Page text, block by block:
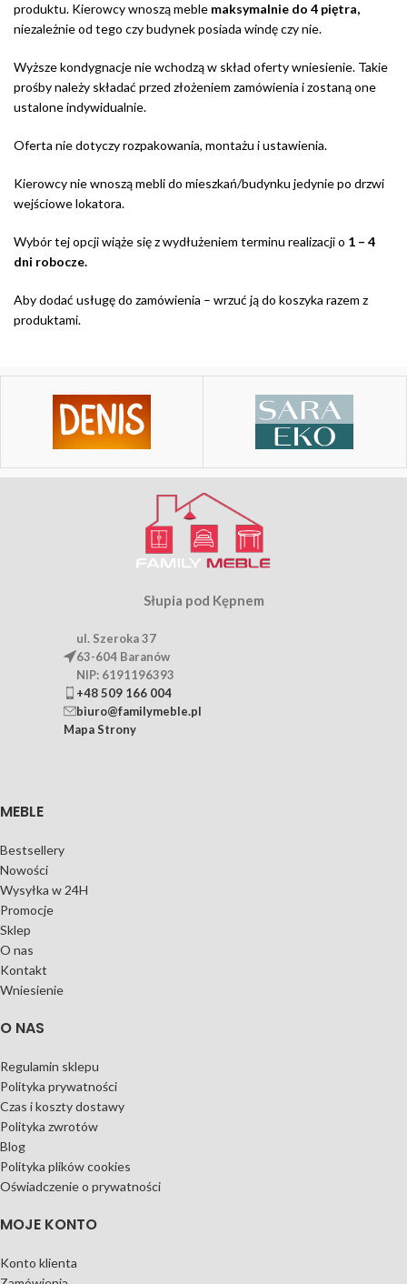
produktu. Kierowcy wnoszą meble maksymalnie do 4 piętra,
niezależnie od tego czy budynek posiada windę czy nie.
Wyższe kondygnacje nie wchodzą w skład oferty wniesienie. Takie
prośby należy składać przed złożeniem zamówienia i zostaną one
ustalone indywidualnie.
Oferta nie dotyczy rozpakowania, montażu i ustawienia.
Kierowcy nie wnoszą mebli do mieszkań/budynku jedynie po drzwi
wejściowe lokatora.
Wybór tej opcji wiąże się z wydłużeniem terminu realizacji o 1 – 4
dni robocze.
Aby dodać usługę do zamówienia – wrzuć ją do koszyka razem z
produktami.
Słupia pod Kępnem
ul. Szeroka 37
63-604 Baranów
NIP: 6191196393
+48 509 166 004
biuro@familymeble.pl
Mapa Strony
MEBLE
Bestsellery
Nowości
Wysyłka w 24H
Promocje
Sklep
O nas
Kontakt
Wniesienie
O NAS
Regulamin sklepu
Polityka prywatności
Czas i koszty dostawy
Polityka zwrotów
Blog
Polityka plików cookies
Oświadczenie o prywatności
MOJE KONTO
Konto klienta